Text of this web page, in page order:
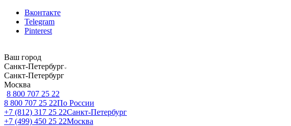
Вконтакте
Telegram
Pinterest
Ваш город
Санкт-Петербург
Санкт-Петербург
Москва
8 800 707 25 22
8 800 707 25 22По России
+7 (812) 317 25 22Санкт-Петербург
+7 (499) 450 25 22Москва